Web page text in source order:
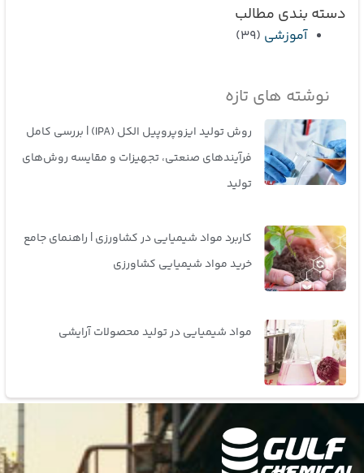
دسته بندی مطالب
آموزشی (39)
نوشته های تازه
روش تولید ایزوپروپیل الکل (IPA) | بررسی کامل
فرآیندهای صنعتی، تجهیزات و مقایسه روش‌های
تولید
کاربرد مواد شیمیایی در کشاورزی | راهنمای جامع
خرید مواد شیمیایی کشاورزی
مواد شیمیایی در تولید محصولات آرایشی